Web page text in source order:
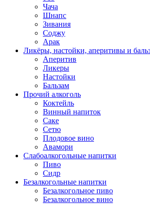
Чача
Шнапс
Зивания
Соджу
Арак
Ликёры, настойки, аперитивы и
Аперитив
Ликеры
Настойки
Бальзам
Прочий алкоголь
Коктейль
Винный напиток
Саке
Сетю
Плодовое вино
Авамори
Слабоалкогольные напитки
Пиво
Сидр
Безалкогольные напитки
Безалкогольное пиво
Безалкогольное вино